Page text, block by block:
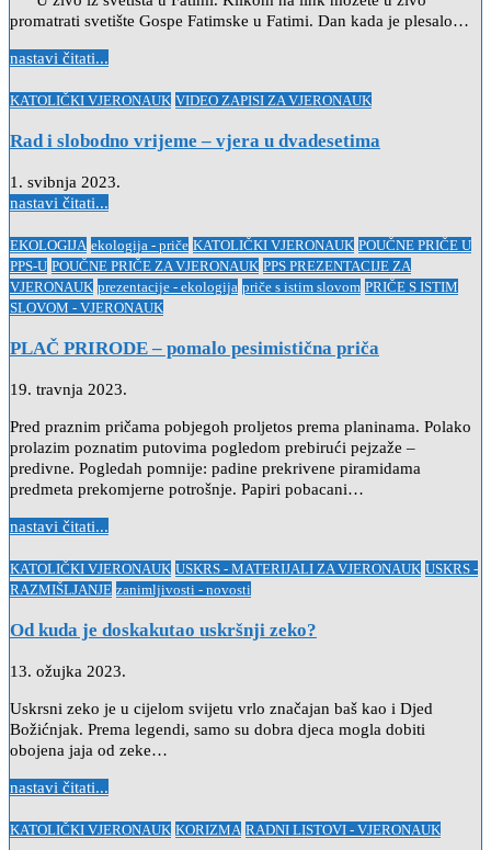
promatrati svetište Gospe Fatimske u Fatimi. Dan kada je plesalo…
nastavi čitati...
Posted
KATOLIČKI VJERONAUK VIDEO ZAPISI ZA VJERONAUK
Rad i slobodno vrijeme – vjera u dvadesetima
1. svibnja 2023.
nastavi čitati...
Posted
in
EKOLOGIJA ekologija - priče KATOLIČKI VJERONAUK POUČNE PRIČE U
PPS-U POUČNE PRIČE ZA VJERONAUK PPS PREZENTACIJE ZA
VJERONAUK prezentacije - ekologija priče s istim slovom PRIČE S ISTIM
SLOVOM - VJERONAUK
PLAČ PRIRODE – pomalo pesimistična priča
19. travnja 2023.
Pred praznim pričama pobjegoh proljetos prema planinama. Polako
prolazim poznatim putovima pogledom prebirući pejzaže –
predivne. Pogledah pomnije: padine prekrivene piramidama
predmeta prekomjerne potrošnje. Papiri pobacani…
nastavi čitati...
Posted
in
KATOLIČKI VJERONAUK USKRS - MATERIJALI ZA VJERONAUK USKRS -
RAZMIŠLJANJE zanimljivosti - novosti
Od kuda je doskakutao uskršnji zeko?
13. ožujka 2023.
Uskrsni zeko je u cijelom svijetu vrlo značajan baš kao i Djed
Božićnjak. Prema legendi, samo su dobra djeca mogla dobiti
obojena jaja od zeke…
nastavi čitati...
Posted
KATOLIČKI VJERONAUK KORIZMA RADNI LISTOVI - VJERONAUK